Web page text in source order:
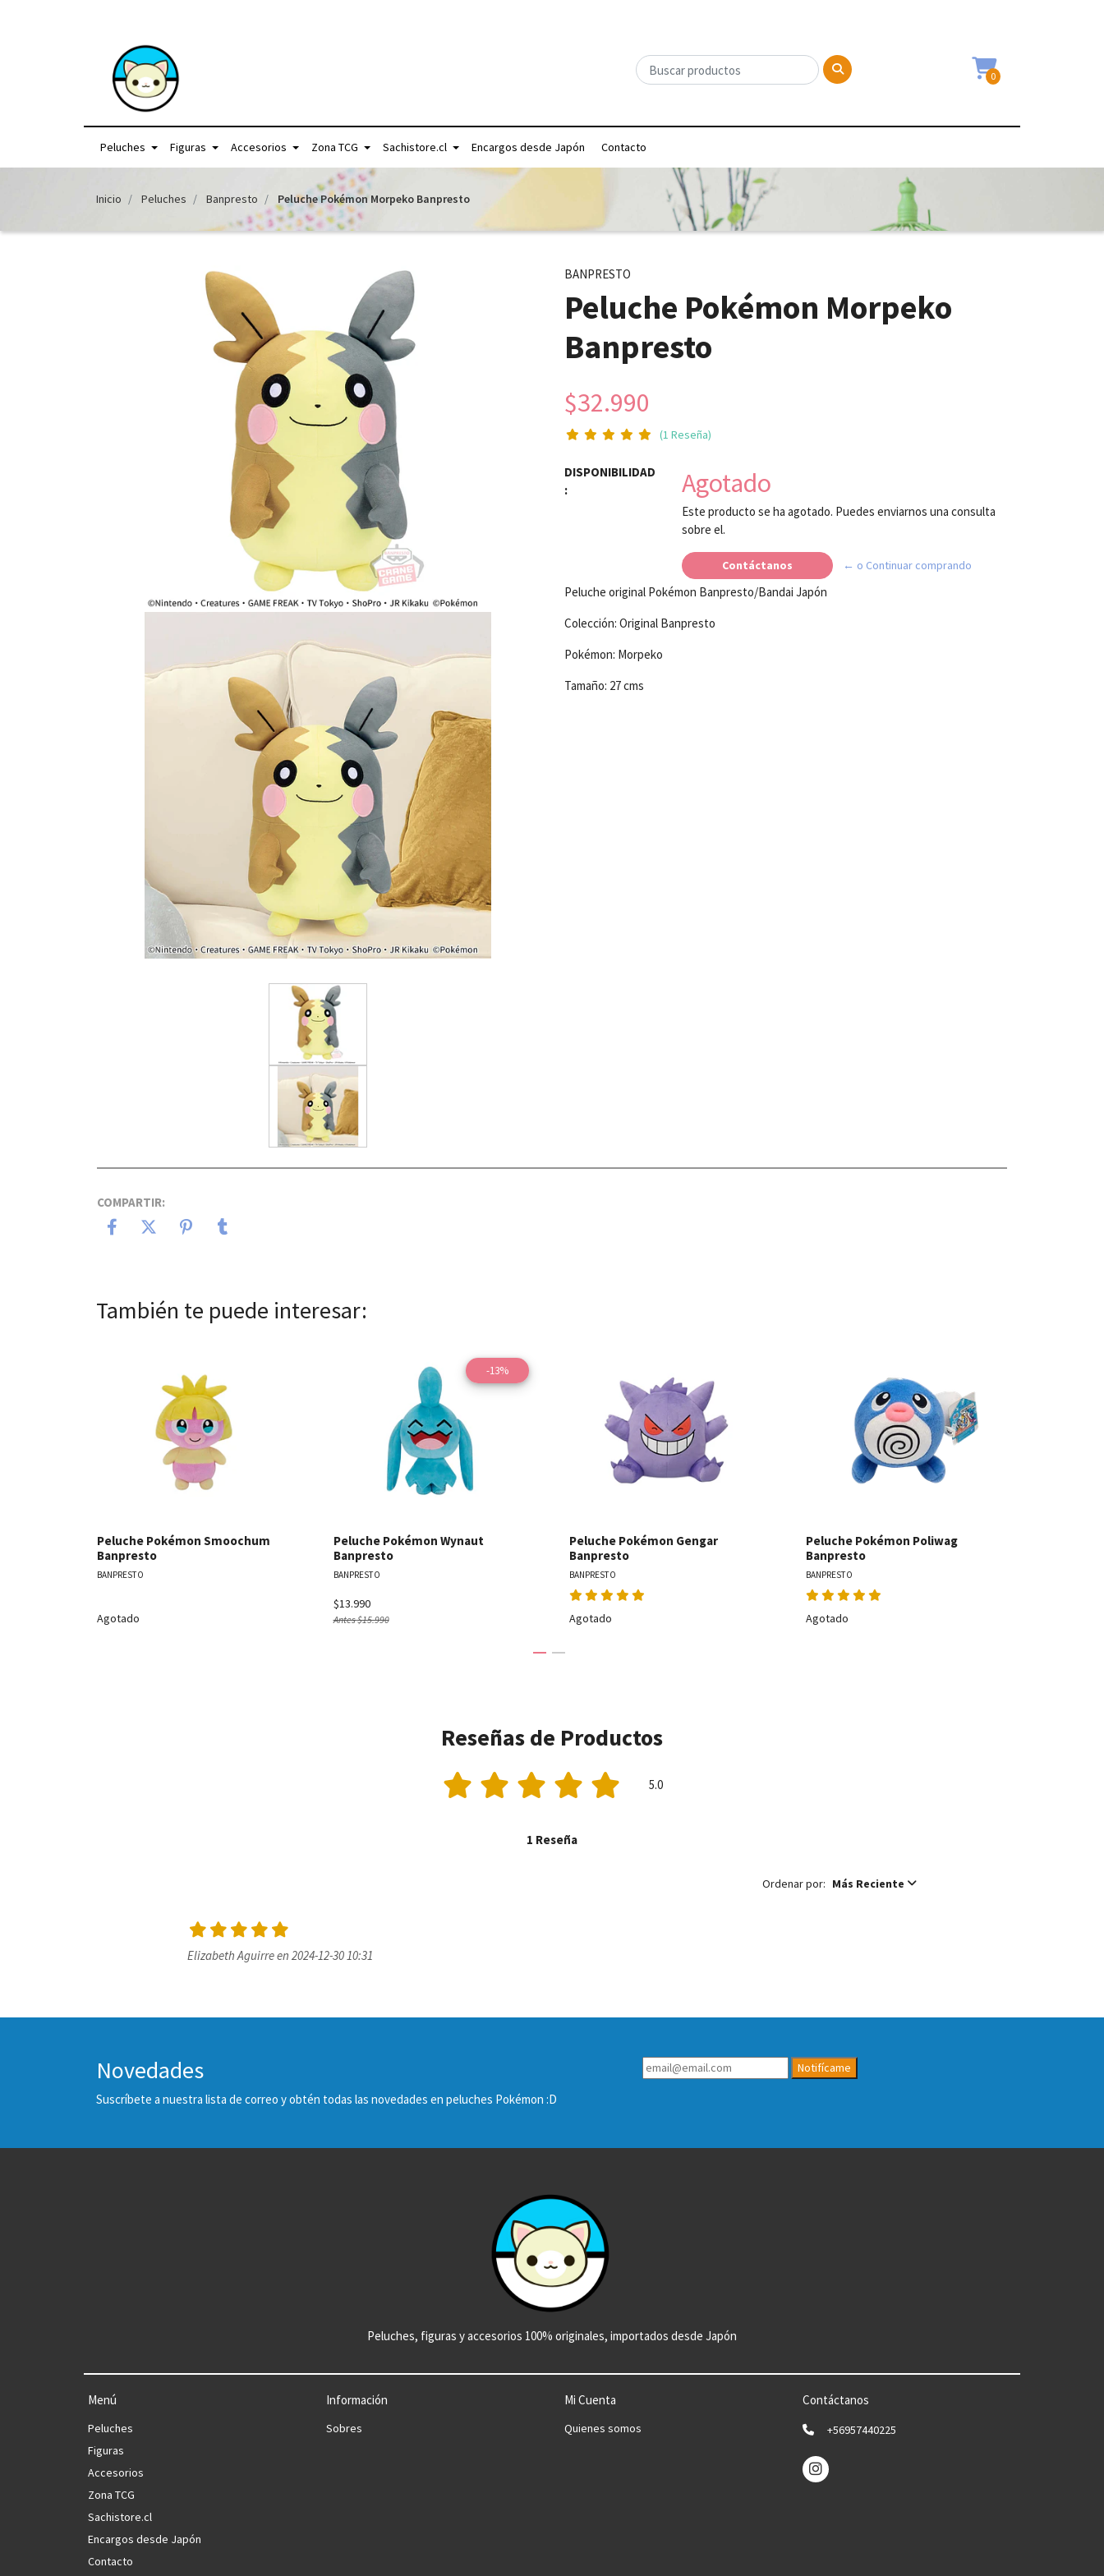
0
Peluches Figuras Accesorios Zona TCG Sachistore.cl Encargos desde Japón Contacto
Inicio Peluches Banpresto Peluche Pokémon Morpeko Banpresto
BANPRESTO
Peluche Pokémon Morpeko
Banpresto
$32.990
(1 Reseña)
DISPONIBILIDAD
:
Agotado
Este producto se ha agotado. Puedes enviarnos una consulta
sobre el.
Contáctanos ← o Continuar comprando
Peluche original Pokémon Banpresto/Bandai Japón
Colección: Original Banpresto
Pokémon: Morpeko
Tamaño: 27 cms
COMPARTIR:
También te puede interesar:
Peluche Pokémon Smoochum
Banpresto
BANPRESTO
Agotado
-13%
Ver detalles
Peluche Pokémon Wynaut
Banpresto
BANPRESTO
$13.990
Antes$15.990
Ver detalles
Peluche Pokémon Gengar
Banpresto
BANPRESTO
Agotado
Peluche Pokémon Poliwag
Banpresto
BANPRESTO
Agotado
Reseñas de Productos
5.0
1 Reseña
Ordenar por: Más Reciente
Elizabeth Aguirre en 2024-12-30 10:31
Novedades
Suscríbete a nuestra lista de correo y obtén todas las novedades en peluches Pokémon :D
Notifícame
Peluches, figuras y accesorios 100% originales, importados desde Japón
Menú
Peluches
Figuras
Accesorios
Zona TCG
Sachistore.cl
Encargos desde Japón
Contacto
Información
Sobres
Mi Cuenta
Quienes somos
Contáctanos
+56957440225